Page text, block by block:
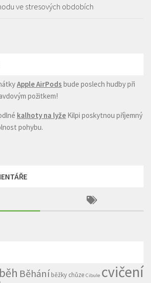
ve stresových obdobích
Apple AirPods bude poslech hudby při
požitkem!
kalhoty na lyže Kilpi poskytnou příjemný
pohybu.
běh Běhání běžky chůze Cibule cvičení